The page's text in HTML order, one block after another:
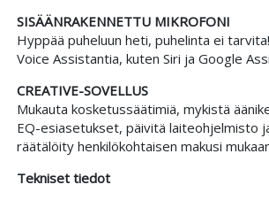
SISÄÄNRAKENNETTU MIKROFONI
Hyppää puheluun heti, puhelinta ei
Voice Assistantia, kuten Siri ja Google
CREATIVE-SOVELLUS
Mukauta kosketussäätimiä, mykistä
EQ-esiasetukset, päivitä laiteohjelmisto
räätälöity henkilökohtaisen makusi
Tekniset tiedot